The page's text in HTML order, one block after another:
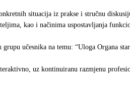
situacija iz prakse i stručnu
kao i načinima uspostavljanja
grupu učesnika na temu: “Uloga Organa
uz kontinuiranu razmjenu